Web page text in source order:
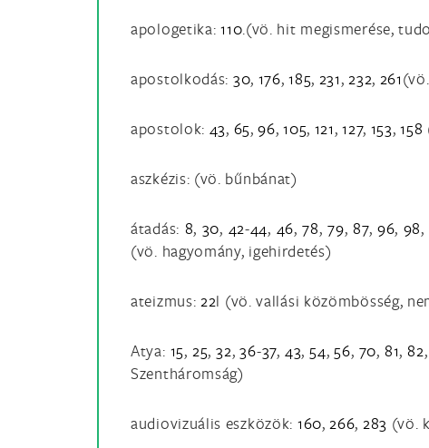
apologetika:110.(vö. hit megismerése,
apostolkodás: 30, 176,185, 231,232, 261
apostolok: 43, 65,96,105, 121,127, 153,158
aszkézis: (vö. bűnbánat)
átadás: 8, 30, 42-44, 46,78,79,87, 96, 98,
(vö. hagyomány, igehirdetés)
ateizmus: 22l (vö. vallási közömbösség,
Atya: 15, 25,32,36-37, 43,54,56, 70, 81,82
Szentháromság)
audiovizuális eszközök: 160,266, 283 (vö.